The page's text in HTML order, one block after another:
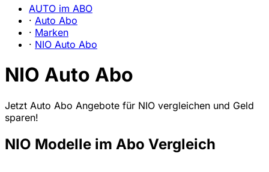
AUTO im ABO
· Auto Abo
· Marken
· NIO Auto Abo
NIO Auto Abo
Jetzt Auto Abo Angebote für NIO vergleichen und Geld
sparen!
NIO Modelle im Abo Vergleich